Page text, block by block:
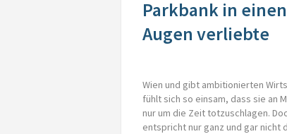
Parkbank in
Augen verliebte
Wien und gibt ambitionierten
fühlt sich so einsam, dass sie an
nur um die Zeit totzuschlagen.
entspricht nur ganz und gar nicht